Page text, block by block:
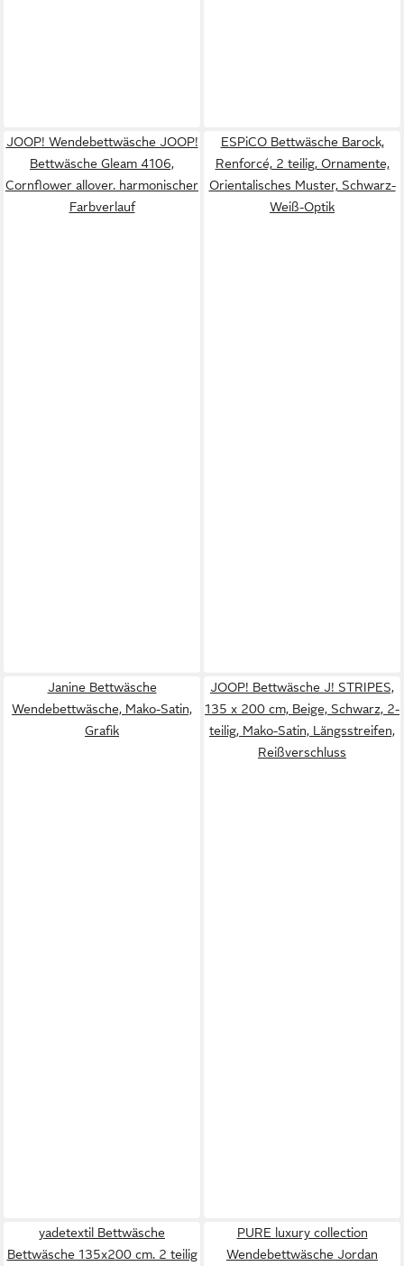
JOOP! Wendebettwäsche JOOP!
Bettwäsche Gleam 4106,
Cornflower allover. harmonischer
Farbverlauf
ESPiCO Bettwäsche Barock,
Renforcé, 2 teilig, Ornamente,
Orientalisches Muster, Schwarz-
Weiß-Optik
Janine Bettwäsche
Wendebettwäsche, Mako-Satin,
Grafik
JOOP! Bettwäsche J! STRIPES,
135 x 200 cm, Beige, Schwarz, 2-
teilig, Mako-Satin, Längsstreifen,
Reißverschluss
yadetextil Bettwäsche
Bettwäsche 135x200 cm. 2 teilig
PURE luxury collection
Wendebettwäsche Jordan